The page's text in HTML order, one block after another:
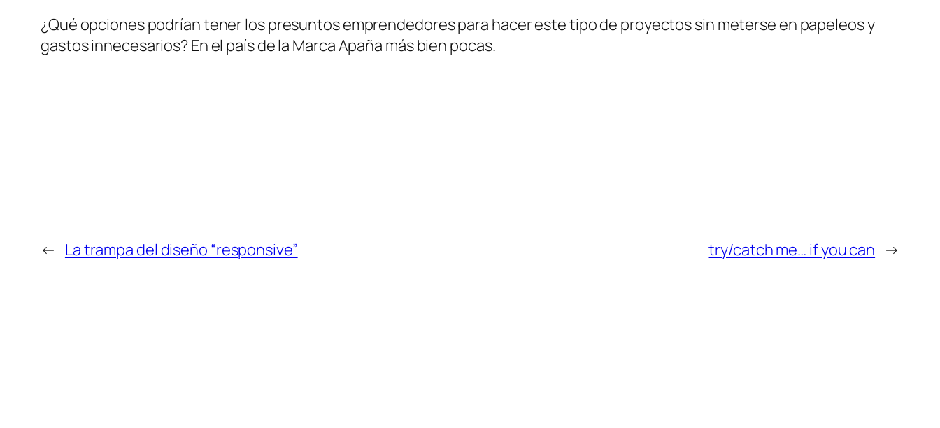
¿Qué opciones podrían tener los presuntos emprendedores para hacer este tipo de proyectos sin meterse en papeleos y
gastos innecesarios? En el país de la Marca Apaña más bien pocas.
← La trampa del diseño “responsive” try/catch me… if you can →